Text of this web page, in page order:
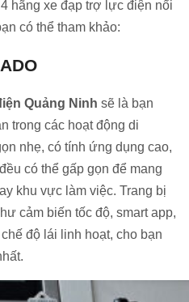
hãng xe đạp trợ lực điện nổi
có thể tham khảo:
Quảng Ninh sẽ là bạn
trong các hoạt động di
nhẹ, có tính ứng dụng cao,
có thể gấp gọn để mang
khu vực làm việc. Trang bị
cảm biến tốc độ, smart app,
độ lái linh hoạt, cho bạn